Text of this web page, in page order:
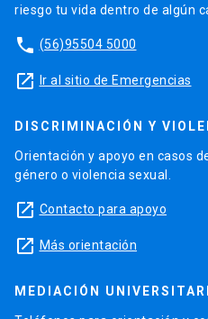
riesgo tu vida dentro de algún
phone (56)95504 5000
launch Ir al sitio de Emergencias
DISCRIMINACIÓN Y
Orientación y apoyo en casos
género o violencia sexual.
launch Contacto para apoyo
launch Más orientación
MEDIACIÓN